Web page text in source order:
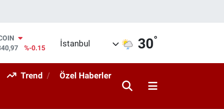
%-0.15
%0.18
İstanbul 30°
Trend Özel Haberler